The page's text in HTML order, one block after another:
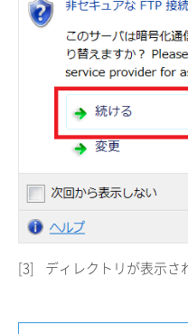
[3] ディレクトリが表示さ